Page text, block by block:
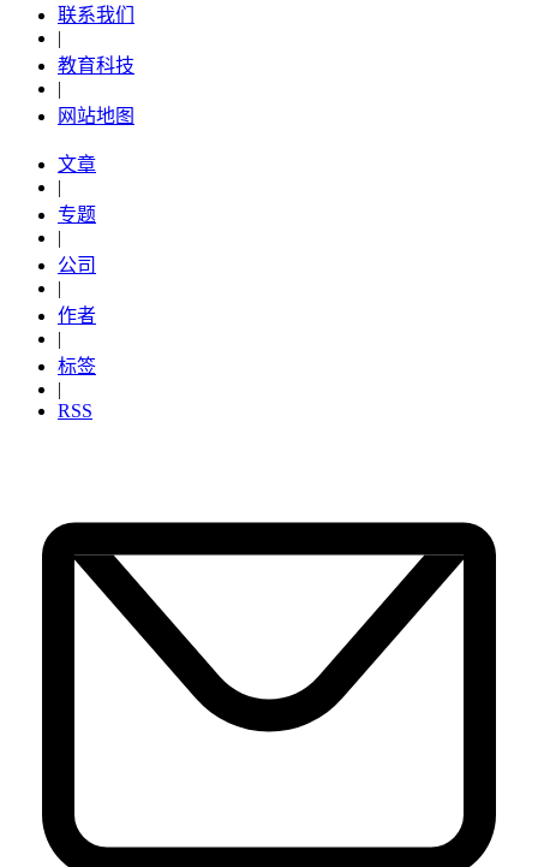
联系我们
|
教育科技
|
网站地图
文章
|
专题
|
公司
|
作者
|
标签
|
RSS